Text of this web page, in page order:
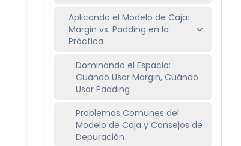
Aplicando el Modelo de Caja:
Margin vs. Padding en la
Práctica
Dominando el Espacio:
Cuándo Usar Margin, Cuándo
Usar Padding
Problemas Comunes del
Modelo de Caja y Consejos de
Depuración